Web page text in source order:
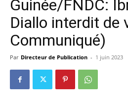
Guinée/FNDC:
Diallo interdit de
Communiqué)
Par Directeur de Publication - 1 juin 2023